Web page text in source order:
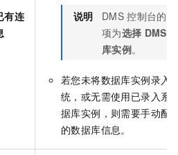
有连
说明 DMS 控制台的
项为选择 DMS
库实例。
若您未将数据库实例录入
统，或无需使用已录入系
据库实例，则需要手动配
的数据库信息。